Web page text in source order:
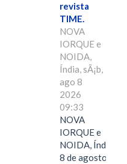
revista
TIME.
NOVA
IORQUE e
NOIDA,
Índia, sÃ¡b,
ago 8
2026
09:33
NOVA
IORQUE e
NOIDA, Índia,
8 de agosto de